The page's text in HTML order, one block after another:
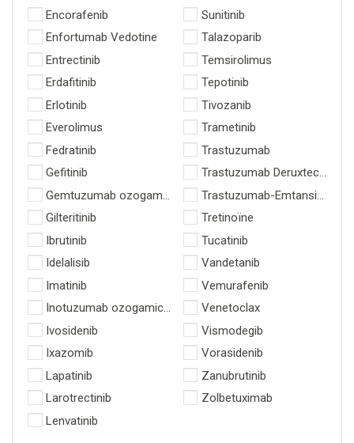
Encorafenib
Enfortumab Vedotine
Entrectinib
Erdafitinib
Erlotinib
Everolimus
Fedratinib
Gefitinib
Gemtuzumab ozogamicine
Gilteritinib
Ibrutinib
Idelalisib
Imatinib
Inotuzumab ozogamicine
Ivosidenib
Ixazomib
Lapatinib
Larotrectinib
Lenvatinib
Sunitinib
Talazoparib
Temsirolimus
Tepotinib
Tivozanib
Trametinib
Trastuzumab
Trastuzumab Deruxtecan
Trastuzumab-Emtansine
Tretinoïne
Tucatinib
Vandetanib
Vemurafenib
Venetoclax
Vismodegib
Vorasidenib
Zanubrutinib
Zolbetuximab